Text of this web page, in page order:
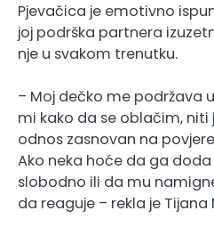
Pjevačica je emotivno
joj podrška partnera
nje u svakom trenutku.
– Moj dečko me podržava
mi kako da se oblačim,
odnos zasnovan na
Ako neka hoće da ga
slobodno ili da mu
da reaguje – rekla je Tijana